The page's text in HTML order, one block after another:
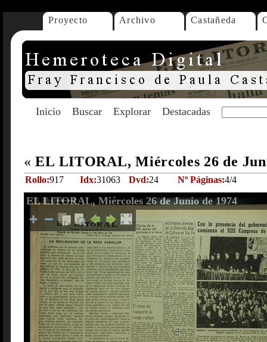
Proyecto Archivo Castañeda
Inicio Buscar Explorar Destacadas
« EL LITORAL, Miércoles 26 de
Rollo:917 Idx:31063 Dvd:24 Nº Páginas:4/4
EL LITORAL, Miércoles 26 de Junio de 1974